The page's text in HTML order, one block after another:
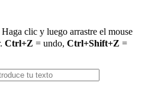
Haga clic y luego arrastre el mouse
Ctrl+Z = undo, Ctrl+Shift+Z =